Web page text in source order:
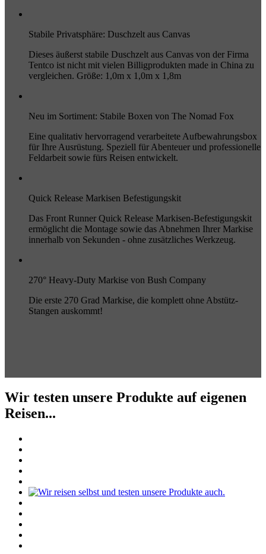
Stabile Privatsphäre: Duschzelt aus Canvas
Dieses äußerst stabile Duschzelt aus Canvas von der Firma
Tentco ist nicht mit vielen Billigprodukten made in China zu
vergleichen. Größe: 1,0m x 1,0m x 1,8m
Neu im Sortiment: Stabile Boxen von The Nomad Fox
Eine qualitativ hervorragend verarbeitete Aufbewahrungsbox
für Ihre Ausrüstung. Speziell für Abenteuer und professionelle
Feldarbeit sowie fürs Reisen entwickelt.
Quick Release Markisen Befestigungskit
Das Front Runner Quick Release Markisen-Befestigungskit
ermöglicht die Montage sowie das Abnehmen Ihrer Markise
innerhalb von Sekunden - ohne zusätzliches Werkzeug.
270° Heavy-Duty Markise von Bush Company
Die erste 270 Grad Markise, die komplett ohne Abstütz-
Stangen auskommt!
Wir testen unsere Produkte auf eigenen
Reisen...